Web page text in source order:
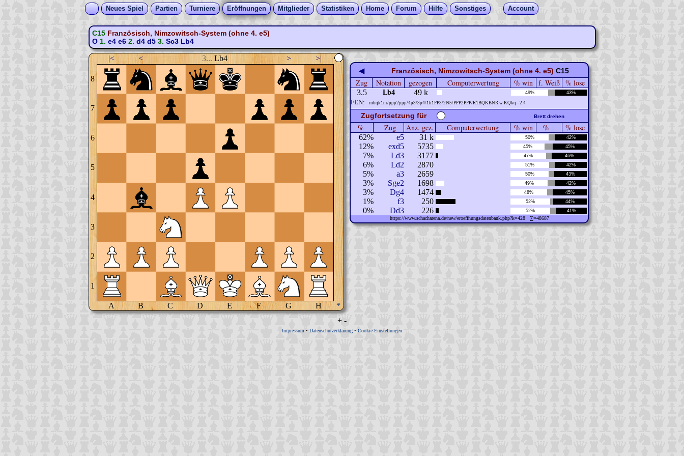
Neues Spiel Partien Turniere Eröffnungen Mitglieder Statistiken Home Forum Hilfe Sonstiges Account
C15 Französisch, Nimzowitsch-System (ohne 4. e5)
O1. e4 e62. d4 d53. Sc3 Lb4
|< < 3... Lb4 > >|
8
7
6
5
4
3
2
1
A B C D E F G H *
◀ Französisch, Nimzowitsch-System (ohne 4. e5) C15
Zug Notation gezogen Computerwertung % win f. Weiß % lose
3.5 Lb4 49 k 49% 43%
FEN: rnbqk1nr/ppp2ppp/4p3/3p4/1b1PP3/2N5/PPP2PPP/R1BQKBNR w KQkq - 2 4
Zugfortsetzung für Brett drehen
% Zug Anz. gez. Computerwertung % win % = % lose
62% e5 31 k 50% 42%
12% exd5 5735 45% 45%
7% Ld3 3177 47% 46%
6% Ld2 2870 51% 42%
5% a3 2659 50% 43%
3% Sge2 1698 49% 42%
3% Dg4 1474 48% 45%
1% f3 250 52% 44%
0% Dd3 226 52% 41%
https://www.schacharena.de/new/eroeffnungsdatenbank.php?k=428 ∑=48687
+ -
Impressum • Datenschutzerklärung • Cookie-Einstellungen